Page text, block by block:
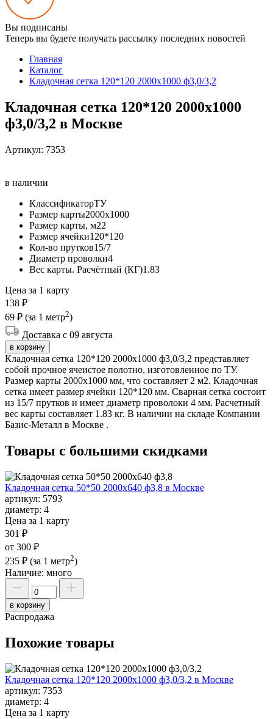
Вы подписаны
Теперь вы будете получать рассылку последних новостей
Главная
Каталог
Кладочная сетка 120*120 2000х1000 ф3,0/3,2
Кладочная сетка 120*120 2000х1000
ф3,0/3,2 в Москве
Артикул: 7353
в наличии
КлассификаторТУ
Размер карты2000х1000
Размер карты, м22
Размер ячейки120*120
Кол-во прутков15/7
Диаметр проволки4
Вес карты. Расчётный (КГ)1.83
Цена за 1 карту
138 ₽
69 ₽ (за 1 метр2)
Доставка с 09 августа
в корзину
Кладочная сетка 120*120 2000х1000 ф3,0/3,2 представляет
собой прочное ячеистое полотно, изготовленное по ТУ.
Размер карты 2000х1000 мм, что составляет 2 м2. Кладочная
сетка имеет размер ячейки 120*120 мм. Сварная сетка состоит
из 15/7 прутков и имеет диаметр проволоки 4 мм. Расчетный
вес карты составляет 1.83 кг. В наличии на складе Компании
Базис-Металл в Москве .
Товары с большими скидками
Кладочная сетка 50*50 2000х640 ф3,8 в Москве
артикул: 5793
диаметр: 4
Цена за 1 карту
301 ₽
от 300 ₽
235 ₽ (за 1 метр2)
Наличие: много
в корзину
Распродажа
Похожие товары
Кладочная сетка 120*120 2000х1000 ф3,0/3,2 в Москве
артикул: 7353
диаметр: 4
Цена за 1 карту